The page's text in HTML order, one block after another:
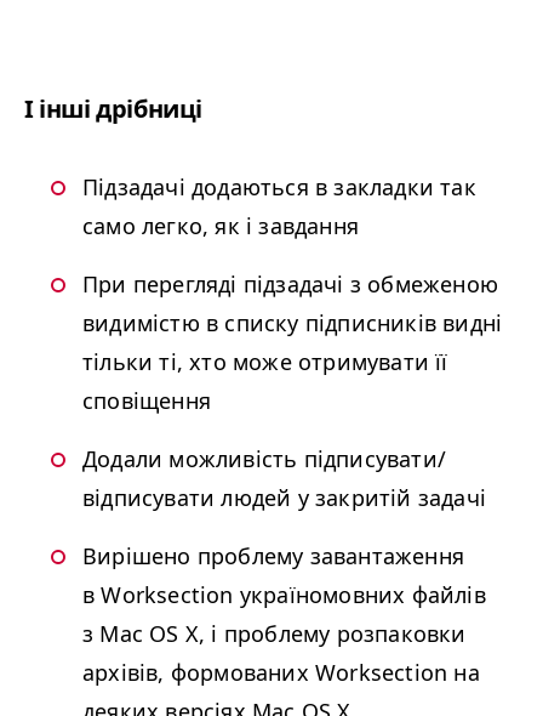
І інші дрібниці
Підзадачі додаються в закладки так
само легко, як і завдання
При перегляді підзадачі з обмеженою
видимістю в списку підписників видні
тільки ті, хто може отримувати її
сповіщення
Додали можливість підписувати/​
відписувати людей у закритій задачі
Вирішено проблему завантаження
в Work­sec­tion україномовних файлів
з Mac OS X, і проблему розпаковки
архівів, формованих Work­sec­tion на